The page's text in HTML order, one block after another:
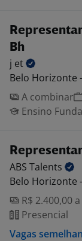
Bh
j et
Belo Horizonte
A combinar
Ensino
ABS Talents
Belo Horizonte
R$ 2.400,00
Presencial
Vagas